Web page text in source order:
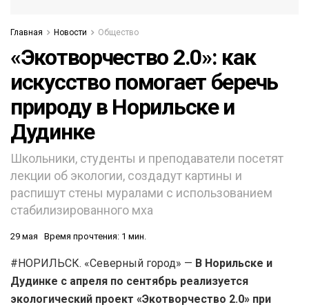
Главная Новости Общество
«Экотворчество 2.0»: как
искусство помогает беречь
природу в Норильске и
Дудинке
Школьники, студенты и преподаватели посетят
лекции об экологии, создадут картины и
распишут стены муралами с использованием
стабилизированного мха
29 мая Время прочтения: 1 мин.
#НОРИЛЬСК. «Северный город» — В Норильске и
Дудинке с апреля по сентябрь реализуется
экологический проект «Экотворчество 2.0» при